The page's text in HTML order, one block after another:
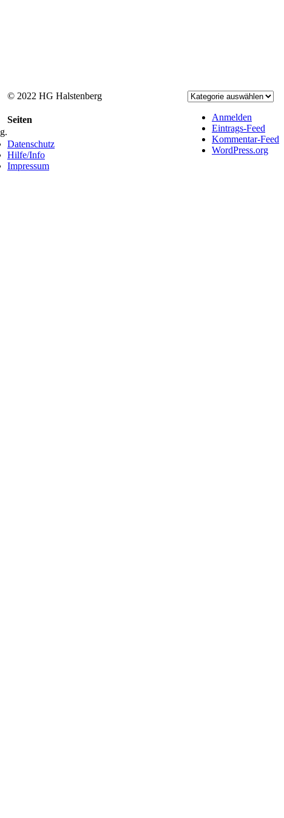
Anmelden
Eintrags-Feed
Kommentar-Feed
WordPress.org
© 2022 HG Halstenberg
Toggle
Bar
Area
Seiten
Datenschutz
Hilfe/Info
Impressum